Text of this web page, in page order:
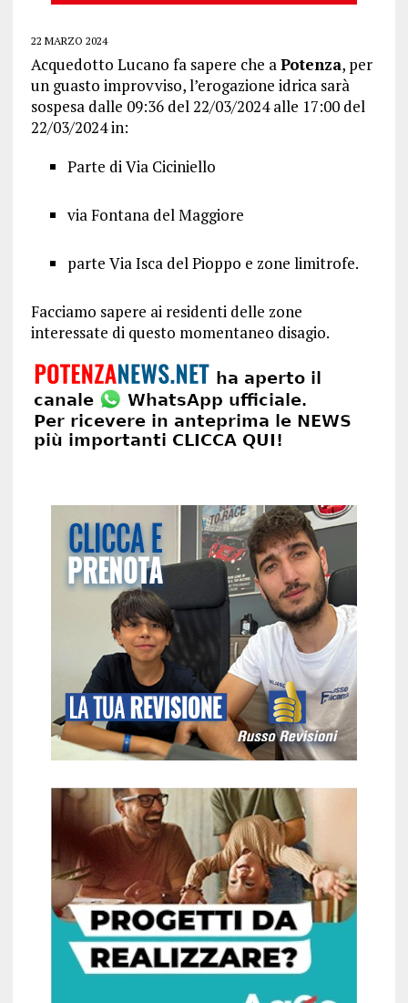
22 MARZO 2024
Acquedotto Lucano fa sapere che aPotenza, per
un guasto improvviso, l’erogazione idrica sarà
sospesa dalle 09:36 del 22/03/2024 alle 17:00 del
22/03/2024 in:
Parte di Via Ciciniello
via Fontana del Maggiore
parte Via Isca del Pioppo e zone limitrofe.
Facciamo sapere ai residenti delle zone
interessate di questo momentaneo disagio.